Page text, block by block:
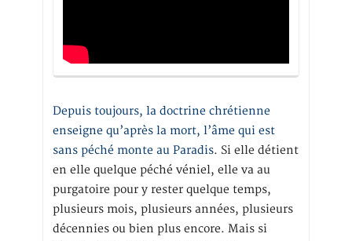
Depuis toujours, la doctrine chrétienne
enseigne qu’après la mort, l’âme qui est
sans péché monte au Paradis. Si elle détient
en elle quelque péché véniel, elle va au
purgatoire pour y rester quelque temps,
plusieurs mois, plusieurs années, plusieurs
décennies ou bien plus encore. Mais si